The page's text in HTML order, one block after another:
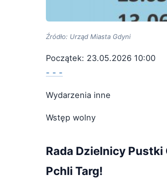
Źródło: Urząd Miasta Gdyni
Początek: 23.05.2026 10:00
- - -
Wydarzenia inne
Wstęp wolny
Rada Dzielnicy
Pchli Targ!